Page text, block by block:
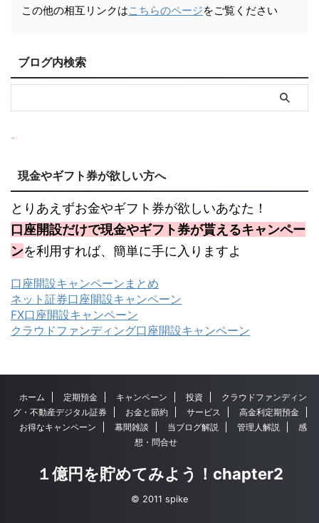
この他の相互リンクはこちらのページをご覧ください
ブログ内検索
現金やギフト券が欲しい方へ
とりあえずお金やギフト券が欲しいあなた！
口座開設だけで現金やギフト券が貰えるキャンペー
ンを利用すれば、簡単に手に入りますよ
口座開設キャンペーンまとめ
ネット証券口座開設キャンペーン
FX口座開設キャンペーン
クラウドファンディング口座開設キャンペーン
ホーム 定期預金 キャンペーン 投資
クラウドファンディン
グ・不動産デジタル証券
お金と節約 サービス
高金利定期預金
お得なキャンペーン
幕間雑談 当ブログ解説 管理人解説
感
想・問合せ
１億円を貯めてみよう！chapter2
© 2011 spike